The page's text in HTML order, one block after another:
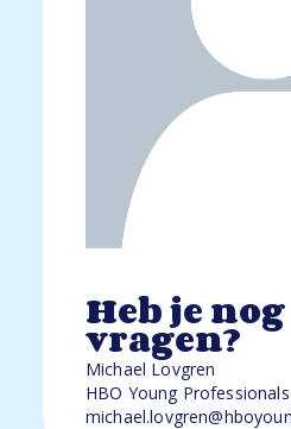
Heb je nog
vragen?
Michael Lovgren
HBO Young